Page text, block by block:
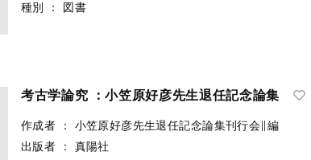
種別
： 図書
考古学論究 ：小笠原好彦先生退任記念論集
作成者 ：
小笠原好彦先生退任記念論集刊行会∥編
出版者
：
真陽社